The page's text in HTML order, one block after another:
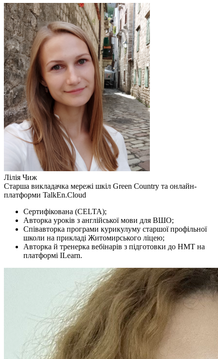
Лілія Чиж
Старша викладачка мережі шкіл Green Country та онлайн-
платформи TalkEn.Cloud
Сертифікована (CELTA);
Авторка уроків з англійської мови для ВШО;
Співавторка програми курикулуму старшої профільної
школи на прикладі Житомирського ліцею;
Авторка й тренерка вебінарів з підготовки до НМТ на
платформі ILearn.